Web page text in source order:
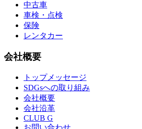
中古車
車検・点検
保険
レンタカー
会社概要
トップメッセージ
SDGsへの取り組み
会社概要
会社沿革
CLUB G
お問い合わせ